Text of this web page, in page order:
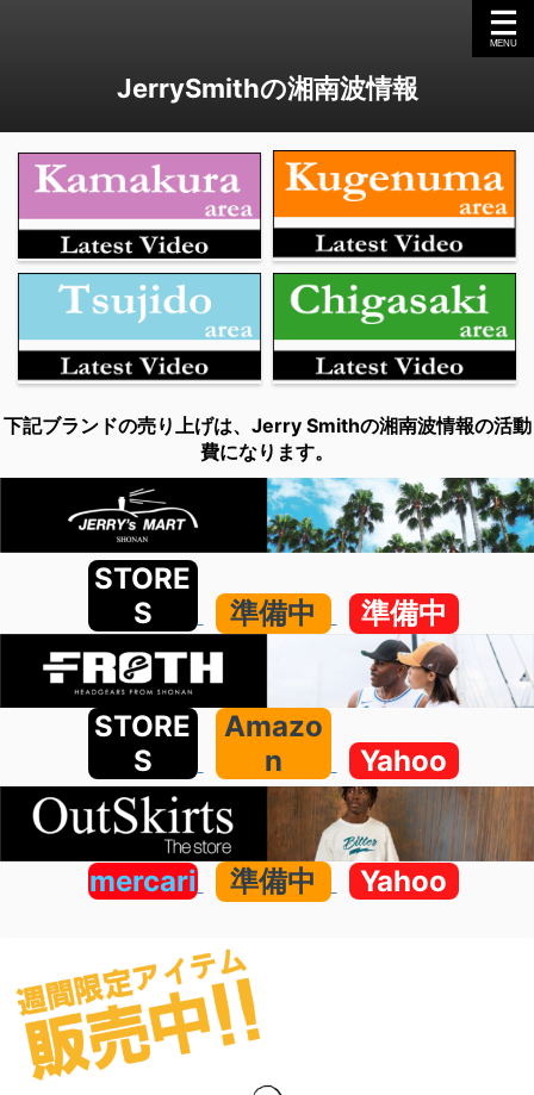
JerrySmithの湘南波情報
下記ブランドの売り上げは、Jerry Smithの湘南波情報の活動
費になります。
STORE
S
準備中 準備中
STORE
S
Amazo
n
Yahoo
mercari 準備中 Yahoo